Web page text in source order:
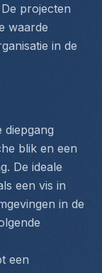
projecten
waarde
in de
diepgang
blik en een
De ideale
een vis in
in de
een